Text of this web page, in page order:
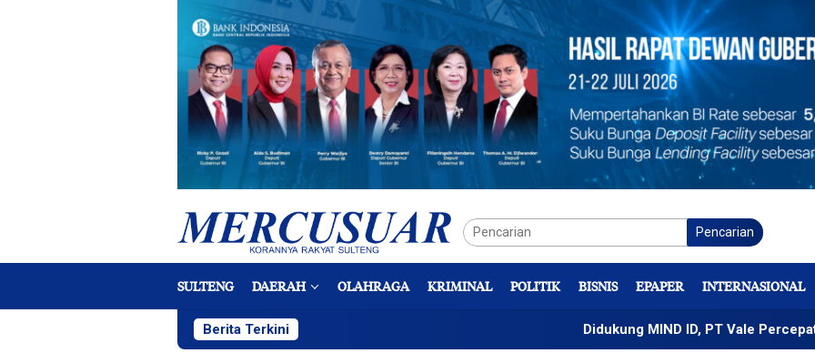
Pencarian
SULTENG DAERAH OLAHRAGA KRIMINAL POLITIK BISNIS EPAPER INTERNASIONAL
Berita Terkini Didukung MIND ID, PT Vale Percepat